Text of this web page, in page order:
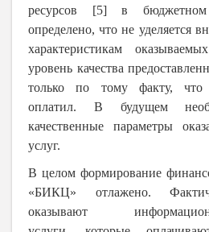
ресурсов [5] в
определено, что не уделяется
характеристикам
уровень качества
только по тому факту, что
оплатил. В будущем
качественные параметры
услуг.
В целом формирование
«БИКЦ» отлажено.
оказывают